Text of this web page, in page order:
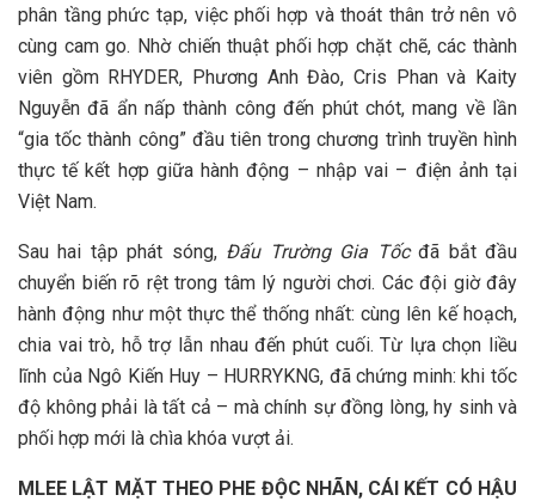
phân tầng phức tạp, việc phối hợp và thoát thân trở nên vô
cùng cam go. Nhờ chiến thuật phối hợp chặt chẽ, các thành
viên gồm RHYDER, Phương Anh Đào, Cris Phan và Kaity
Nguyễn đã ẩn nấp thành công đến phút chót, mang về lần
“gia tốc thành công” đầu tiên trong chương trình truyền hình
thực tế kết hợp giữa hành động – nhập vai – điện ảnh tại
Việt Nam.
Sau hai tập phát sóng, Đấu Trường Gia Tốcđã bắt đầu
chuyển biến rõ rệt trong tâm lý người chơi. Các đội giờ đây
hành động như một thực thể thống nhất: cùng lên kế hoạch,
chia vai trò, hỗ trợ lẫn nhau đến phút cuối. Từ lựa chọn liều
lĩnh của Ngô Kiến Huy – HURRYKNG, đã chứng minh: khi tốc
độ không phải là tất cả – mà chính sự đồng lòng, hy sinh và
phối hợp mới là chìa khóa vượt ải.
MLEE LẬT MẶT THEO PHE ĐỘC NHÃN, CÁI KẾT CÓ HẬU